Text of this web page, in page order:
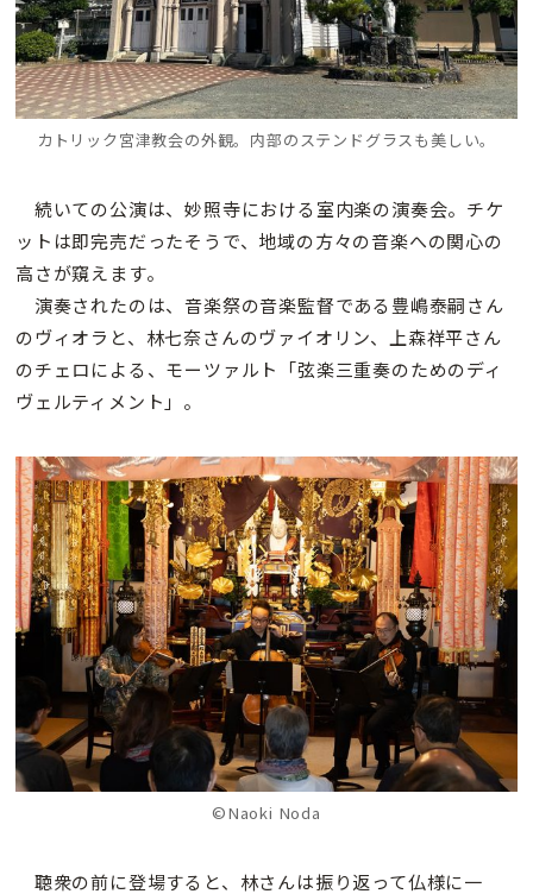
カトリック宮津教会の外観。内部のステンドグラスも美しい。
続いての公演は、妙照寺における室内楽の演奏会。チケ
ットは即完売だったそうで、地域の方々の音楽への関心の
高さが窺えます。
演奏されたのは、音楽祭の音楽監督である豊嶋泰嗣さん
のヴィオラと、林七奈さんのヴァイオリン、上森祥平さん
のチェロによる、モーツァルト「弦楽三重奏のためのディ
ヴェルティメント」。
©Naoki Noda
聴衆の前に登場すると、林さんは振り返って仏様に一